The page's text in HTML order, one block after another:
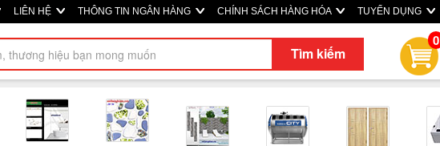
LIÊN HỆ THÔNG TIN NGÂN HÀNG CHÍNH SÁCH HÀNG HÓA TUYỂN DỤNG
Tìm kiếm
0